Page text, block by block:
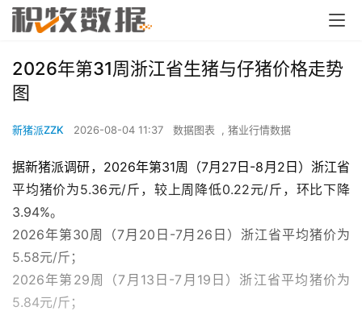
2026年第31周浙江省生猪与仔猪价格走势
图
新猪派ZZK 2026-08-04 11:37 数据图表 , 猪业行情数据
据新猪派调研，2026年第31周（7月27日-8月2日）浙江省
平均猪价为5.36元/斤，较上周降低0.22元/斤，环比下降
3.94%。
2026年第30周（7月20日-7月26日）浙江省平均猪价为
5.58元/斤；
2026年第29周（7月13日-7月19日）浙江省平均猪价为
5.84元/斤；